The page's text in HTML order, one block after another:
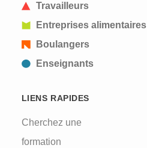
Travailleurs
Entreprises alimentaires
Boulangers
Enseignants
LIENS RAPIDES
Cherchez une
formation